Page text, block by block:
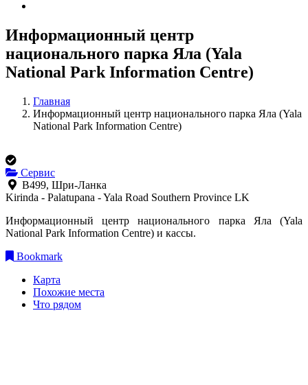
Информационный центр
национального парка Яла (Yala
National Park Information Centre)
Главная
Информационный центр национального парка Яла (Yala
National Park Information Centre)
Сервис
B499, Шри-Ланка
Kirinda - Palatupana - Yala Road Southern Province LK
Информационный центр национального парка Яла (Yala
National Park Information Centre) и кассы.
Bookmark
Карта
Похожие места
Что рядом